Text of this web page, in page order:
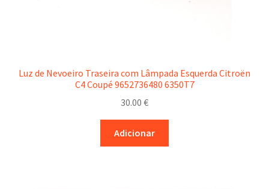
Luz de Nevoeiro Traseira com Lâmpada Esquerda Citroën
C4 Coupé 9652736480 6350T7
30.00 €
Adicionar